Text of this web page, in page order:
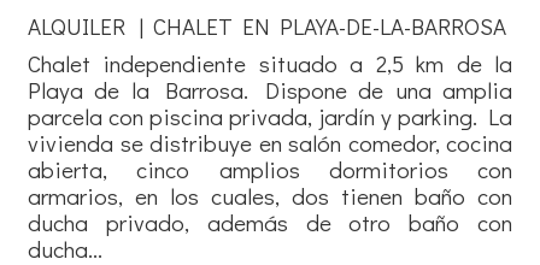
ALQUILER | CHALET EN PLAYA-DE-LA-BARROSA
Chalet independiente situado a 2,5 km de la
Playa de la Barrosa. Dispone de una amplia
parcela con piscina privada, jardín y parking. La
vivienda se distribuye en salón comedor, cocina
abierta, cinco amplios dormitorios con
armarios, en los cuales, dos tienen baño con
ducha privado, además de otro baño con
ducha...